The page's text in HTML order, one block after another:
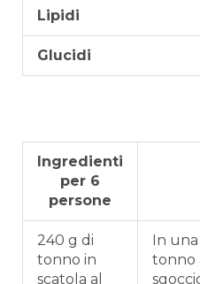
Lipidi
Glucidi
Ingredienti
per 6
persone
240 g di
tonno in
scatola al
In
tonno